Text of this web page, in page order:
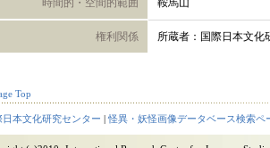
時間的・空間的範囲 鞍馬山
権利関係 所蔵者：国際日本文化
Top
日本文化研究センター |怪異・妖怪画像データベース検索ペ